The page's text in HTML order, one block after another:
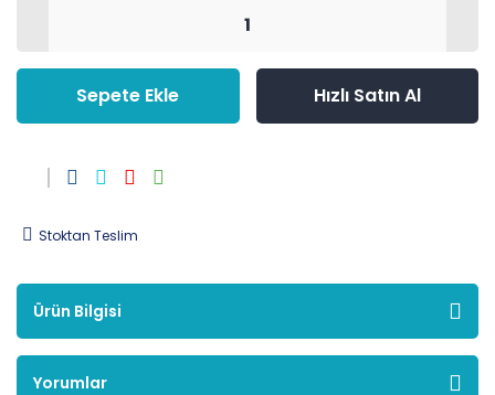
Sepete Ekle Hızlı Satın Al
Stoktan Teslim
Ürün Bilgisi
Yorumlar